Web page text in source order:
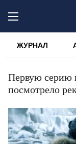
ЖУРНАЛ
Первую серию
посмотрело